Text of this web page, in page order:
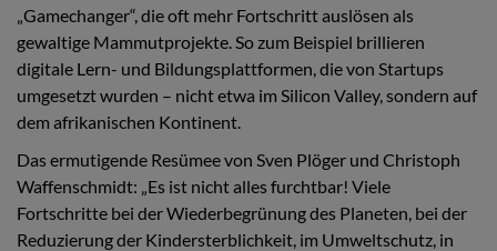
„Gamechanger“, die oft mehr Fortschritt auslösen als
gewaltige Mammutprojekte. So zum Beispiel brillieren
digitale Lern- und Bildungsplattformen, die von Startups
umgesetzt wurden – nicht etwa im Silicon Valley, sondern auf
dem afrikanischen Kontinent.
Das ermutigende Resümee von Sven Plöger und Christoph
Waffenschmidt: „Es ist nicht alles furchtbar! Viele
Fortschritte bei der Wiederbegrünung des Planeten, bei der
Reduzierung der Kindersterblichkeit, im Umweltschutz, in